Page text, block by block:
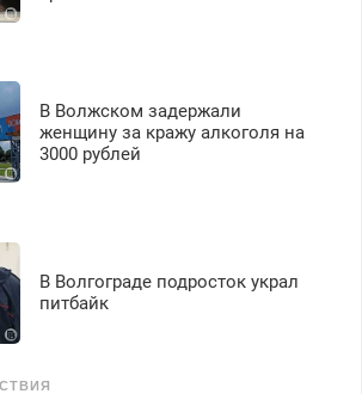
В Волжском задержали
женщину за кражу алкоголя на
3000 рублей
В Волгограде подросток украл
питбайк